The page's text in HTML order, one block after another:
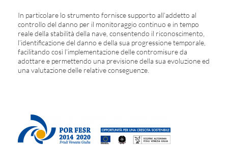
In particolare lo strumento fornisce supporto all’addetto al
controllo del danno per il monitoraggio continuo e in tempo
reale della stabilità della nave, consentendo il riconoscimento,
l’identificazione del danno e della sua progressione temporale,
facilitando così l’implementazione delle contromisure da
adottare e permettendo una previsione della sua evoluzione ed
una valutazione delle relative conseguenze.